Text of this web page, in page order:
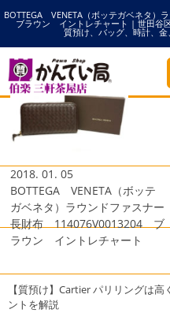
BOTTEGA VENETA（ボッテガベネタ）
ブラウン イントレチャート | 世田谷
質預け、バッグ、時計、
HOME BOTTEGAの記事一覧
ブログ
2018. 01. 05
BOTTEGA VENETA（ボッテ
ガベネタ）ラウンドファスナー
長財布 114076V0013204 ブ
ラウン イントレチャート
【質預け】Cartier パリリングは
ントを解説